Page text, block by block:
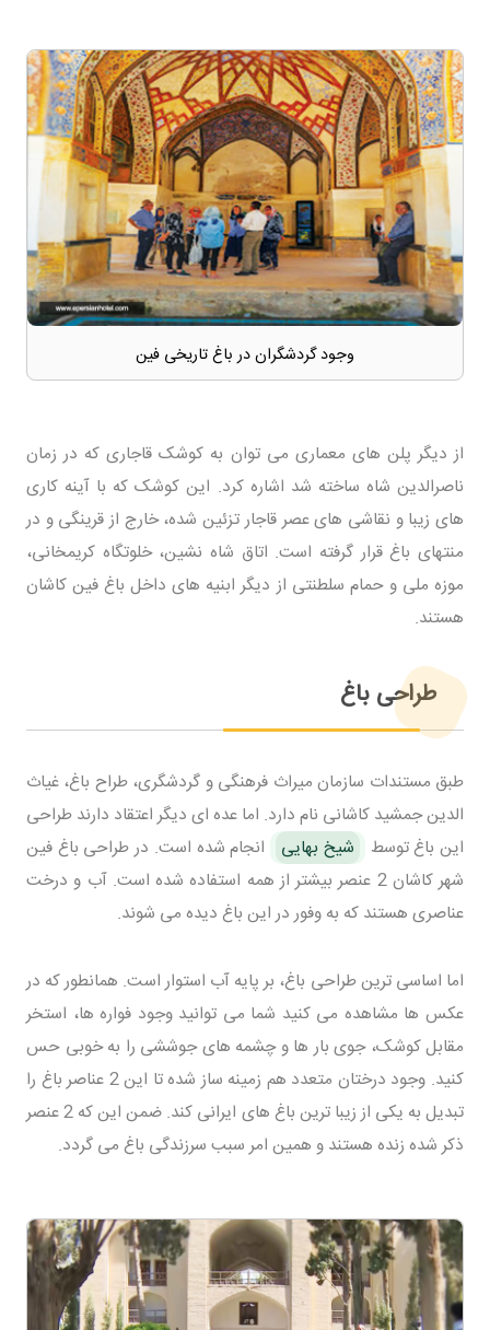
وجود گردشگران در باغ تاریخی فین
از دیگر پلن های معماری می توان به کوشک قاجاری که در زمان
ناصرالدین شاه ساخته شد اشاره کرد. این کوشک که با آینه کاری
های زیبا و نقاشی های عصر قاجار تزئین شده، خارج از قرینگی و در
منتهای باغ قرار گرفته است. اتاق شاه نشین، خلوتگاه کریمخانی،
موزه ملی و حمام سلطنتی از دیگر ابنیه های داخل باغ فین کاشان
هستند.
طراحی باغ
طبق مستندات سازمان میراث فرهنگی و گردشگری، طراح باغ، غیاث
الدین جمشید کاشانی نام دارد. اما عده ای دیگر اعتقاد دارند طراحی
این باغ توسط
شیخ بهایی
انجام شده است. در طراحی باغ فین
شهر کاشان 2 عنصر بیشتر از همه استفاده شده است. آب و درخت
عناصری هستند که به وفور در این باغ دیده می شوند.
اما اساسی ترین طراحی باغ، بر پایه آب استوار است. همانطور که در
عکس ها مشاهده می کنید شما می توانید وجود فواره ها، استخر
مقابل کوشک، جوی بار ها و چشمه های جوششی را به خوبی حس
کنید. وجود درختان متعدد هم زمینه ساز شده تا این 2 عناصر باغ را
تبدیل به یکی از زیبا ترین باغ های ایرانی کند. ضمن این که 2 عنصر
ذکر شده زنده هستند و همین امر سبب سرزندگی باغ می گردد.